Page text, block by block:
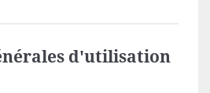
d'utilisation